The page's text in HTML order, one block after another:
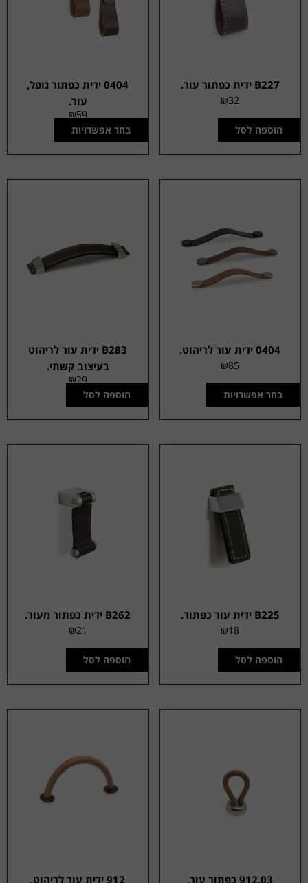
B227 ידית כפתור עור.
₪32
הוספה לסל
0404 ידית כפתור נופל,
עור.
₪59
בחר אפשרויות
0404 ידית עור לריהוט.
₪85
בחר אפשרויות
B283 ידית עור לריהוט
בעיצוב קשתי.
₪29
הוספה לסל
B225 ידית עור כפתור.
₪18
הוספה לסל
B262 ידית כפתור מעור.
₪21
הוספה לסל
912.03 כפתור עור. 912 ידית עור לריהוט.